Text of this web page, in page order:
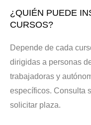
¿QUIÉN PUEDE
CURSOS?
Depende de cada
dirigidas a personas
trabajadoras y
específicos. Consulta
solicitar plaza.